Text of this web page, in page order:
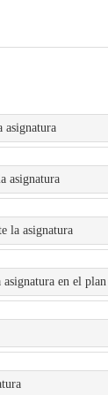
asignatura
asignatura
la asignatura
en el